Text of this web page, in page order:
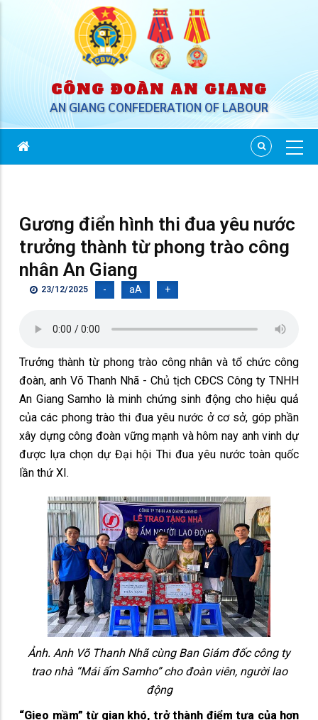
CÔNG ĐOÀN AN GIANG
AN GIANG CONFEDERATION OF LABOUR
Gương điển hình thi đua yêu nước
trưởng thành từ phong trào công
nhân An Giang
23/12/2025 - aA +
Trưởng thành từ phong trào công nhân và tổ chức công
đoàn, anh Võ Thanh Nhã - Chủ tịch CĐCS Công ty TNHH
An Giang Samho là minh chứng sinh động cho hiệu quả
của các phong trào thi đua yêu nước ở cơ sở, góp phần
xây dựng công đoàn vững mạnh và hôm nay anh vinh dự
được lựa chọn dự Đại hội Thi đua yêu nước toàn quốc
lần thứ XI.
Ảnh. Anh Võ Thanh Nhã cùng Ban Giám đốc công ty
trao nhà “Mái ấm Samho” cho đoàn viên, người lao
động
“Gieo mầm” từ gian khó, trở thành điểm tựa của hơn